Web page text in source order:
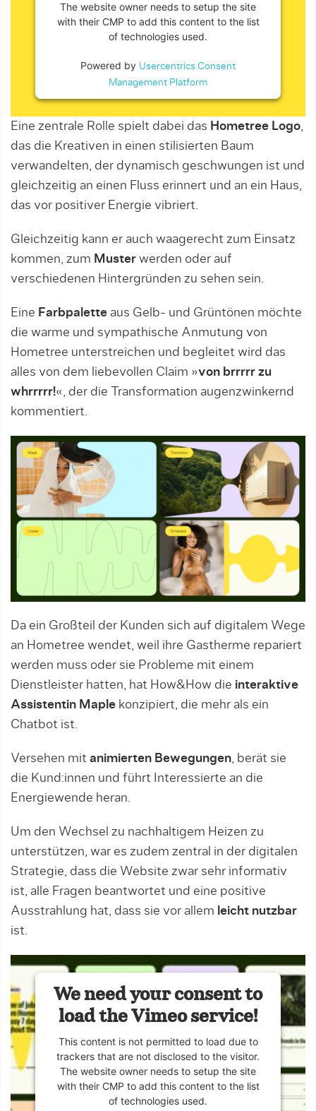
The website owner needs to setup the site
with their CMP to add this content to the list
of technologies used.
Powered by Usercentrics Consent
Management Platform
Eine zentrale Rolle spielt dabei das Hometree Logo,
das die Kreativen in einen stilisierten Baum
verwandelten, der dynamisch geschwungen ist und
gleichzeitig an einen Fluss erinnert und an ein Haus,
das vor positiver Energie vibriert.
Gleichzeitig kann er auch waagerecht zum Einsatz
kommen, zum Muster werden oder auf
verschiedenen Hintergründen zu sehen sein.
Eine Farbpalette aus Gelb- und Grüntönen möchte
die warme und sympathische Anmutung von
Hometree unterstreichen und begleitet wird das
alles von dem liebevollen Claim »von brrrrr zu
whrrrrr!«, der die Transformation augenzwinkernd
kommentiert.
Da ein Großteil der Kunden sich auf digitalem Wege
an Hometree wendet, weil ihre Gastherme repariert
werden muss oder sie Probleme mit einem
Dienstleister hatten, hat How&How die interaktive
Assistentin Maple konzipiert, die mehr als ein
Chatbot ist.
Versehen mit animierten Bewegungen, berät sie
die Kund:innen und führt Interessierte an die
Energiewende heran.
Um den Wechsel zu nachhaltigem Heizen zu
unterstützen, war es zudem zentral in der digitalen
Strategie, dass die Website zwar sehr informativ
ist, alle Fragen beantwortet und eine positive
Ausstrahlung hat, dass sie vor allem leicht nutzbar
ist.
We need your consent to
load the Vimeo service!
This content is not permitted to load due to
trackers that are not disclosed to the visitor.
The website owner needs to setup the site
with their CMP to add this content to the list
of technologies used.